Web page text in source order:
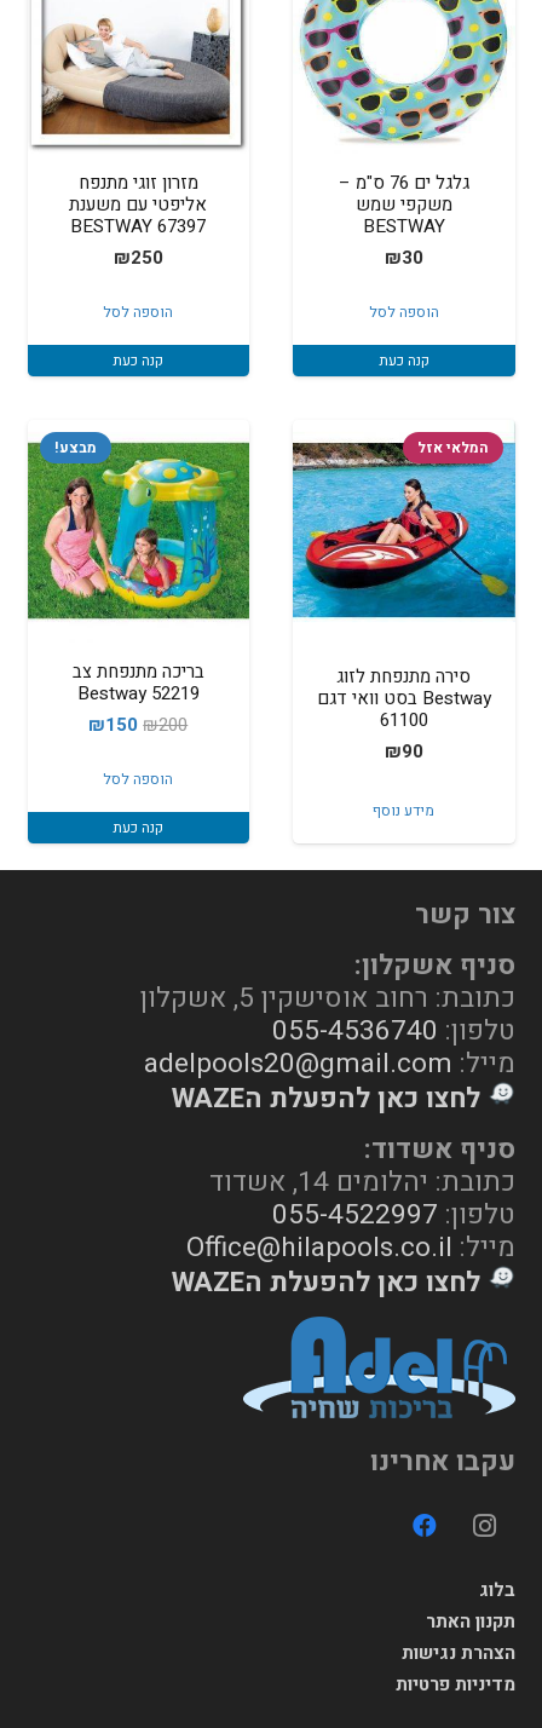
גלגל ים 76 ס"מ –
משקפי שמש
BESTWAY
₪30
הוספה לסל
קנה כעת
מזרון זוגי מתנפח
אליפטי עם משענת
67397 BESTWAY
₪250
הוספה לסל
קנה כעת
המלאי אזל
סירה מתנפחת לזוג
Bestway בסט וואי דגם
61100
₪90
מידע נוסף
מבצע!
בריכה מתנפחת צב
52219 Bestway
₪200
המחיר
היה:
₪200.
₪150
המחיר
₪150.
הוספה לסל
קנה כעת
צור קשר
סניף אשקלון:
כתובת: רחוב אוסישקין 5, אשקלון
טלפון: 055-4536740
מייל: adelpools20@gmail.com
לחצו כאן להפעלת הWAZE
סניף אשדוד:
כתובת: יהלומים 14, אשדוד
טלפון: 055-4522997
מייל: Office@hilapools.co.il
לחצו כאן להפעלת הWAZE
עקבו אחרינו
בלוג
תקנון האתר
הצהרת נגישות
מדיניות פרטיות